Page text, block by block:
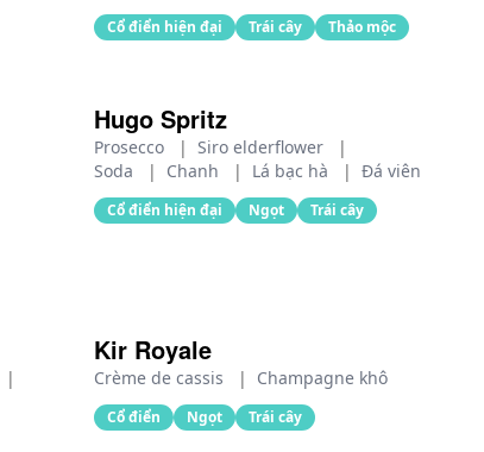
Cổ điển hiện đại Trái cây Thảo mộc
Hugo Spritz
Prosecco | Siro elderflower
|
Soda
| Chanh | Lá bạc hà | Đá viên
Cổ điển hiện đại Ngọt Trái cây
|
Kir Royale
Crème de cassis | Champagne khô
Cổ điển Ngọt Trái cây